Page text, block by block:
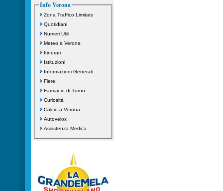
Info Verona
Zona Traffico Limitato
Quotidiani
Numeri Utili
Meteo a Verona
Itinerari
Istituzioni
Informazioni Generali
Fiere
Farmacie di Turno
Curiosità
Calcio a Verona
Autovelox
Assistenza Medica